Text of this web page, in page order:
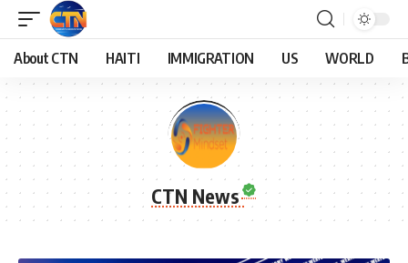
About CTN HAITI IMMIGRATION US WORLD
CTN News